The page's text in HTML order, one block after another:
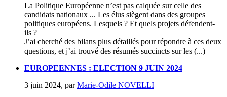
La Politique Européenne n’est pas calquée sur celle des
candidats nationaux ... Les élus siègent dans des groupes
politiques européens. Lesquels ? Et quels projets défendent-
ils ?
J’ai cherché des bilans plus détaillés pour répondre à ces deux
questions, et j’ai trouvé des résumés succincts sur les (...)
EUROPEENNES : ELECTION 9 JUIN 2024
3 juin 2024, parMarie-Odile NOVELLI